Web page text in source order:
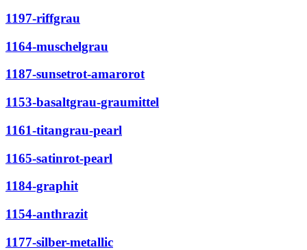
1197-riffgrau
1164-muschelgrau
1187-sunsetrot-amarorot
1153-basaltgrau-graumittel
1161-titangrau-pearl
1165-satinrot-pearl
1184-graphit
1154-anthrazit
1177-silber-metallic